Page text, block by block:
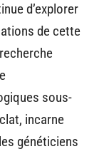
d’explorer
de cette
sous-
incarne
généticiens